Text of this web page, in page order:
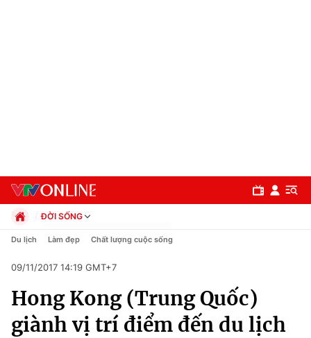
Chuyên mục
Chính trị
ĐỜI SỐNG
Chính trị
Pháp luật
Kinh tế
Thể thao
Truyền hình
Du lịch Làm đẹp Chất lượng cuộc sống
09/11/2017 14:19 GMT+7
Hong Kong (Trung Quốc)
giành vị trí điểm đến du lịch